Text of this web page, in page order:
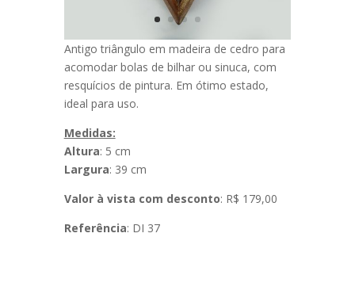
Antigo triângulo em madeira de cedro para
acomodar bolas de bilhar ou sinuca, com
resquícios de pintura. Em ótimo estado,
ideal para uso.
Medidas:
Altura: 5 cm
Largura: 39 cm
Valor à vista com desconto: R$ 179,00
Referência: DI 37